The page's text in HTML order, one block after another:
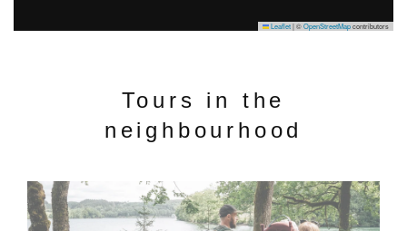
Leaflet|©OpenStreetMapcontributors
Tours in the
neighbourhood